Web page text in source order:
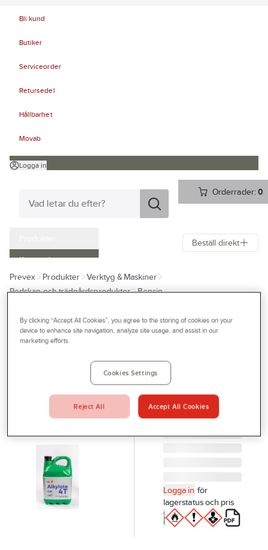
Bli kund
Butiker
Serviceorder
Retursedel
Hållbarhet
Movab
Logga in
Orderrader:0
Kampanjer
Outlet
Bli kund
Aktuellt
Serviceverkstad
Beställ direkt
Prevex Produkter
Verktyg & Maskiner
Redskap och trädgårdsprodukter
Bensin
Q8OILS
Alkylatbensin
MOTORBENSIN
4T Q8 ALKYLATE
MILJÖ 5L
Artikelnr: 79039694
Logga in för
lagerstatus och pris
By clicking “Accept All Cookies”, you agree to the storing of cookies on your
device to enhance site navigation, analyze site usage, and assist in our
marketing efforts.
Cookies Settings
Reject All Accept All Cookies